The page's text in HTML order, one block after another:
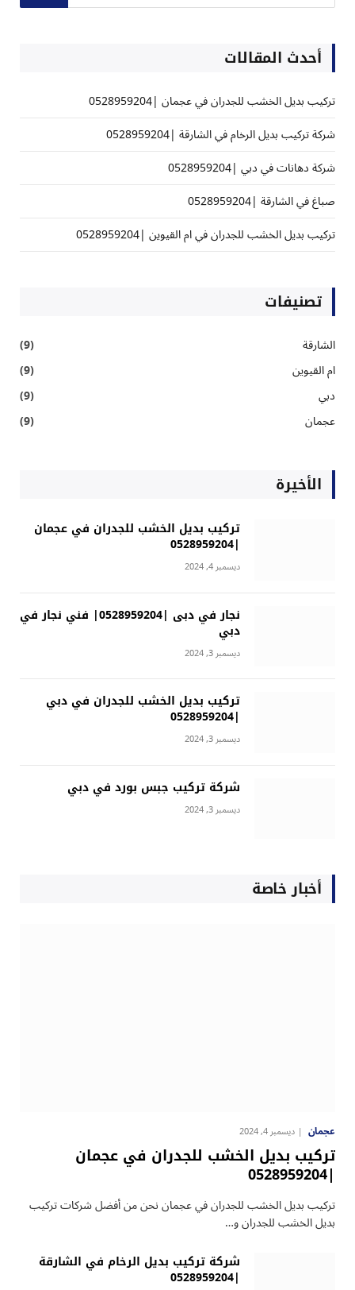
أحدث المقالات
تركيب بديل الخشب للجدران في عجمان |0528959204
شركة تركيب بديل الرخام في الشارقة |0528959204
شركة دهانات في دبي |0528959204
صباغ في الشارقة |0528959204
تركيب بديل الخشب للجدران في ام القيوين |0528959204
تصنيفات
الشارقة
(9)
ام القيوين
(9)
دبي
(9)
عجمان
(9)
الأخيرة
تركيب بديل الخشب للجدران في عجمان
|0528959204
ديسمبر 4, 2024
نجار في دبى |0528959204| فني نجار في
دبي
ديسمبر 3, 2024
تركيب بديل الخشب للجدران في دبي
|0528959204
ديسمبر 3, 2024
شركة تركيب جبس بورد في دبي
ديسمبر 3, 2024
أخبار خاصة
عجمان ديسمبر 4, 2024
تركيب بديل الخشب للجدران في عجمان
|0528959204
تركيب بديل الخشب للجدران في عجمان نحن من أفضل شركات تركيب
بديل الخشب للجدران و…
شركة تركيب بديل الرخام في الشارقة
|0528959204